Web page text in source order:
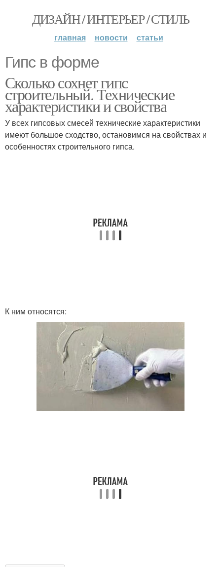
ДИЗАЙН / ИНТЕРЬЕР / СТИЛЬ
главная новости статьи
Гипс в форме
Сколько сохнет гипс
строительный. Технические
характеристики и свойства
У всех гипсовых смесей технические характеристики
имеют большое сходство, остановимся на свойствах и
особенностях строительного гипса.
К ним относятся: